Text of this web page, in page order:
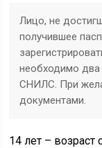
Лицо, не
получившее
необходимо два
СНИЛС. При
документами.
14 лет – возраст